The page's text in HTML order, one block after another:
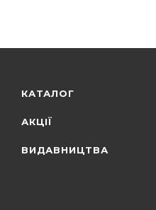
КАТАЛОГ
АКЦІЇ
ВИДАВНИЦТВА